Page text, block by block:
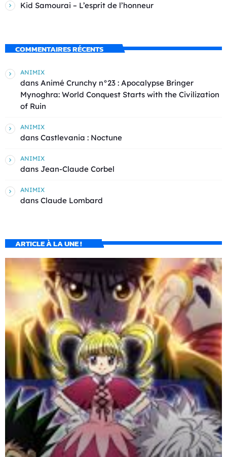
Kid Samourai – L’esprit de l’honneur
COMMENTAIRES RÉCENTS
ANIMIX
dans Animé Crunchy n°23 : Apocalypse Bringer
Mynoghra: World Conquest Starts with the Civilization
of Ruin
ANIMIX
dans Castlevania : Noctune
ANIMIX
dans Jean-Claude Corbel
ANIMIX
dans Claude Lombard
ARTICLE À LA UNE !